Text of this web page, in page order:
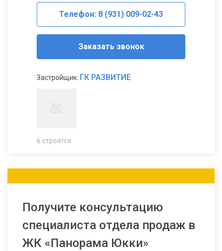
Телефон: 8 (931) 009-02-43
Заказать звонок
Застройщик: ГК РАЗВИТИЕ
6 строятся
Получите консультацию
специалиста отдела продаж в
ЖК «Панорама Юкки»